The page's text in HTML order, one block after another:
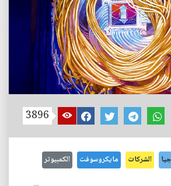
3896
الشركات مايكروسوفت الكمبيوتر